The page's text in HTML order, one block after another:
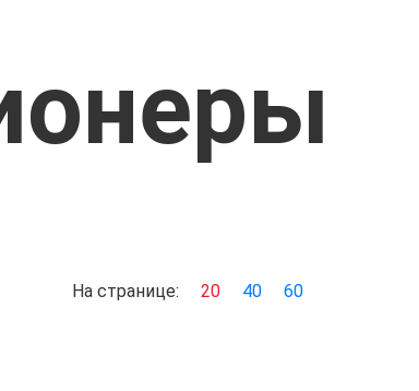
На странице: 20 40 60